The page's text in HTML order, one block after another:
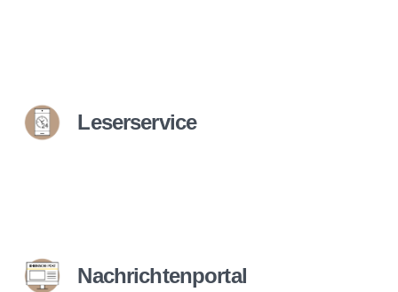
Leserservice
Nachrichtenportal